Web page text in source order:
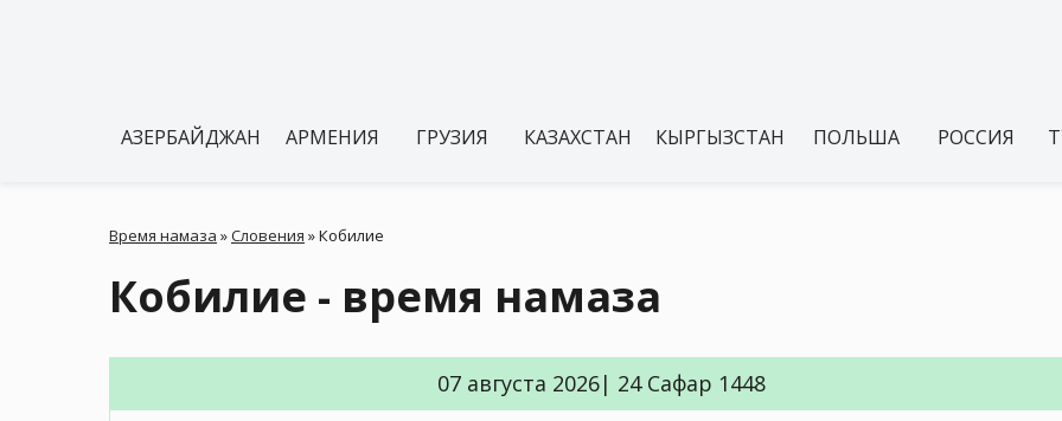
АЗЕРБАЙДЖАН АРМЕНИЯ ГРУЗИЯ КАЗАХСТАН КЫРГЫЗСТАН ПОЛЬША РОССИЯ
Время намаза »Словения »Кобилие
Кобилие - время намаза
07 августа 2026| 24 Сафар 1448